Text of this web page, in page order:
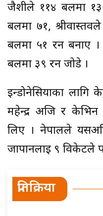
जैशीले ११४ बलमा
बलमा ७१,
बलमा ५१ रन बनाए
बलमा ३९ रन जोडे ।
इन्डोनेसियाका लागि
महेन्द्र अजि र
लिए । नेपालले
जापानलाई ९ विकेटले
प्रतिक्रिया